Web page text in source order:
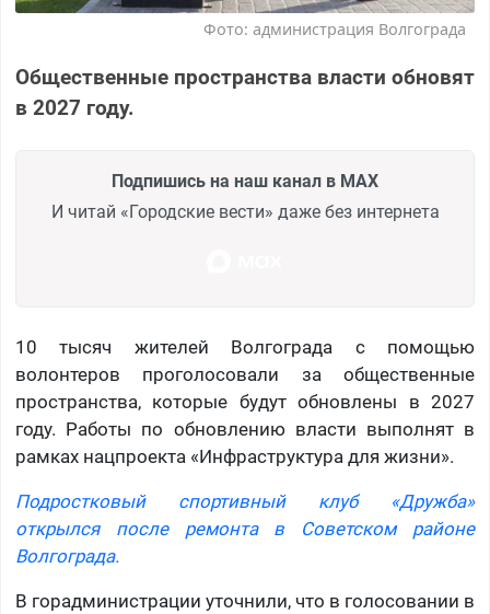
Фото: администрация Волгограда
Общественные пространства власти обновят
в 2027 году.
Подпишись на наш канал в MAX
И читай «Городские вести» даже без интернета
10 тысяч жителей Волгограда с помощью
волонтеров проголосовали за общественные
пространства, которые будут обновлены в 2027
году. Работы по обновлению власти выполнят в
рамках нацпроекта «Инфраструктура для жизни».
Подростковый спортивный клуб «Дружба»
открылся после ремонта в Советском районе
Волгограда.
В горадминистрации уточнили, что в голосовании в